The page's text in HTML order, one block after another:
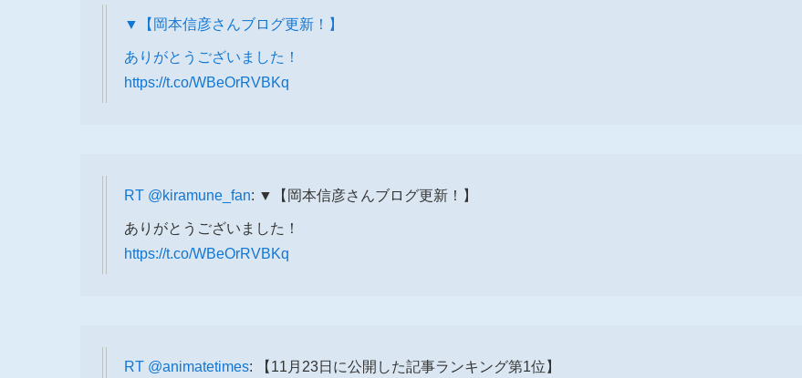
▼【岡本信彦さんブログ更新！】
ありがとうございました！
https://t.co/WBeOrRVBKq
RT @kiramune_fan: ▼【岡本信彦さんブログ更新！】
ありがとうございました！
https://t.co/WBeOrRVBKq
RT @animatetimes: 【11月23日に公開した記事ランキング第1位】